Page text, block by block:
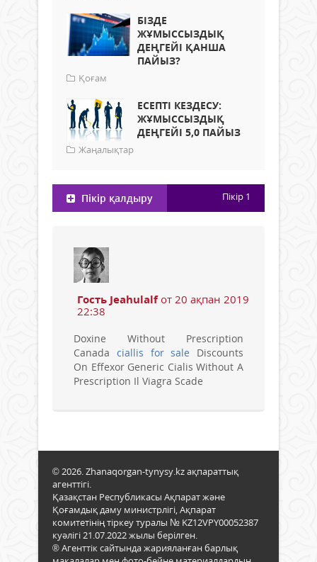
БІЗДЕ
ЖҰМЫССЫЗДЫҚ
ДЕҢГЕЙІ ҚАНША
ПАЙЫЗ?
Қоғам
ЕСЕПТІ КЕЗДЕСУ:
ЖҰМЫССЫЗДЫҚ
ДЕҢГЕЙІ 5,0 ПАЙЫЗ
Жаңалықтар
Пікір қалдыру Пікір 1
Гость Jeahulalfот 20 ақпан 2019
22:38
Doxine Without Prescription
Canada ciallis for sale Discounts
On Effexor Generic Cialis Without A
Prescription Il Viagra Scade
© 2026. Zhanaqorgan-tynysy.kz ақпараттық
агенттігі.
Қазақстан Республикасы Ақпарат және
Қоғамдық даму министрлігі, Ақпарат
комитетінің тіркеу туралы № KZ12VPY00052387
куәлігі 21.07.2022 жылы берілген.
® Агенттік сайтында жарияланған барлық